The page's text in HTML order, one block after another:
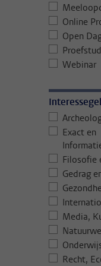
Online
Open
Webinar
Exact en
Filosofie
Gedrag
Media,
Recht,